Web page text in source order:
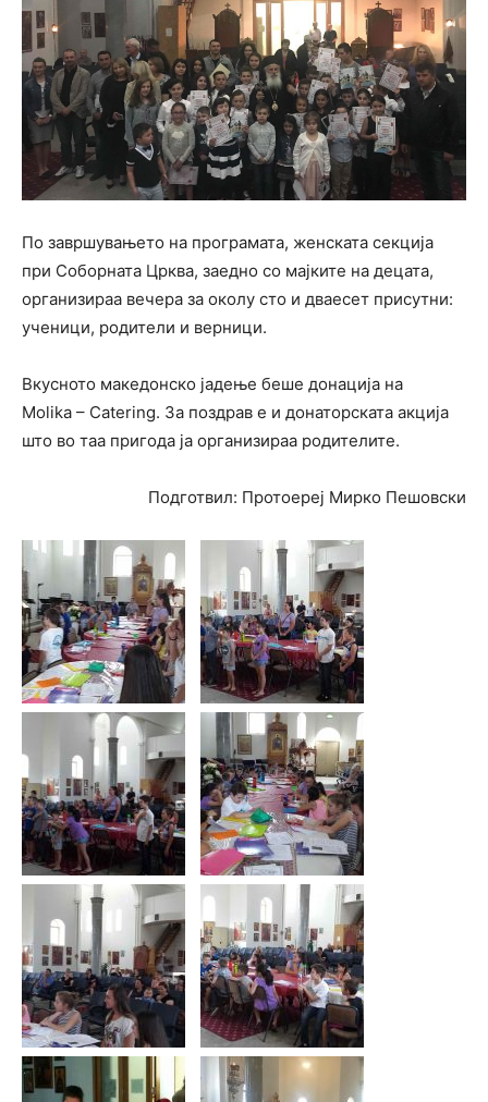
По завршувањето на програмата, женската секција
при Соборната Црква, заедно со мајките на децата,
организираа вечера за околу сто и дваесет присутни:
ученици, родители и верници.
Вкусното македонско јадење беше донација на
Molika – Catering. За поздрав е и донаторската акција
што во таа пригода ја организираа родителите.
Подготвил: Протоереј Мирко Пешовски